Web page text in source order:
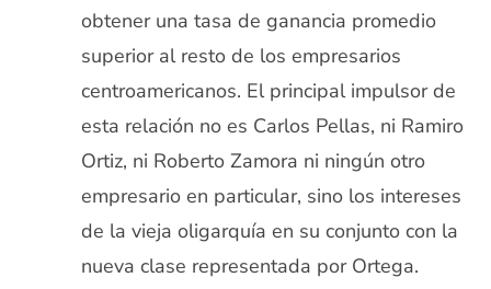
obtener una tasa de ganancia promedio
superior al resto de los empresarios
centroamericanos. El principal impulsor de
esta relación no es Carlos Pellas, ni Ramiro
Ortiz, ni Roberto Zamora ni ningún otro
empresario en particular, sino los intereses
de la vieja oligarquía en su conjunto con la
nueva clase representada por Ortega.